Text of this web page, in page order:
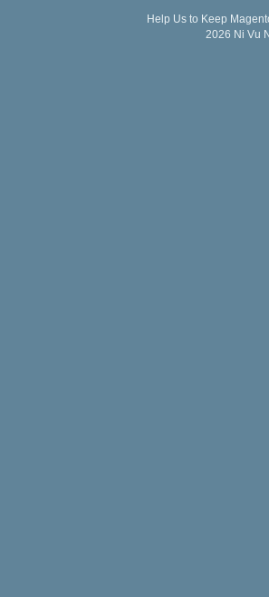
Help Us to Keep
2026 Ni Vu